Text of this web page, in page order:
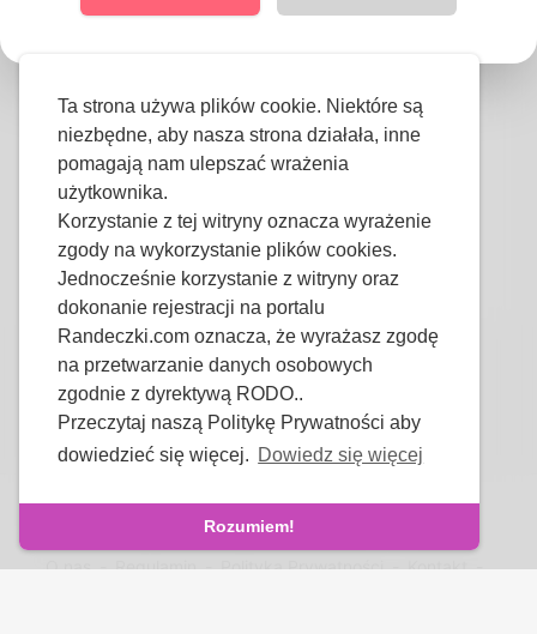
Ta strona używa plików cookie. Niektóre są
niezbędne, aby nasza strona działała, inne
pomagają nam ulepszać wrażenia
użytkownika.
Korzystanie z tej witryny oznacza wyrażenie
zgody na wykorzystanie plików cookies.
Jednocześnie korzystanie z witryny oraz
dokonanie rejestracji na portalu
Randeczki.com oznacza, że wyrażasz zgodę
na przetwarzanie danych osobowych
zgodnie z dyrektywą RODO..
Przeczytaj naszą Politykę Prywatności aby
dowiedzieć się więcej. Dowiedz się więcej
Rozumiem!
Podstawowe
Płeć
Mężczyzna
Preferowany język
Polski
Wygląd
Wzrost
184cm
Kolor włosów
Czarne
Copyright © 2026 Randeczki.com - Polskie Randki.
Wszystkie Prawa Zastrzeżone.
O nas-Regulamin-Polityka Prywatności-Kontakt-